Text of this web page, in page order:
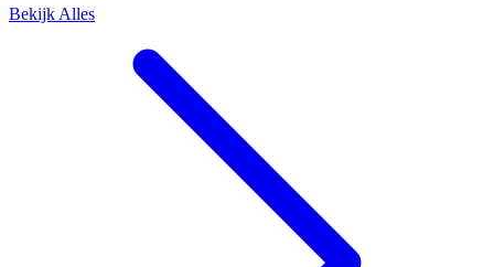
Bekijk Alles